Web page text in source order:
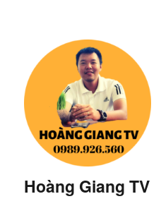
Hoàng Giang TV